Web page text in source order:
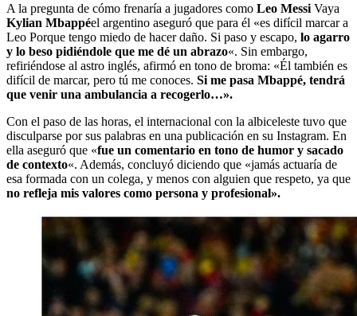
A la pregunta de cómo frenaría a jugadores como Leo Messi Vaya
Kylian Mbappéel argentino aseguró que para él «es difícil marcar a
Leo Porque tengo miedo de hacer daño. Si paso y escapo, lo agarro
y lo beso pidiéndole que me dé un abrazo«. Sin embargo,
refiriéndose al astro inglés, afirmó en tono de broma: «Él también es
difícil de marcar, pero tú me conoces. Si me pasa Mbappé, tendrá
que venir una ambulancia a recogerlo…».
Con el paso de las horas, el internacional con la albiceleste tuvo que
disculparse por sus palabras en una publicación en su Instagram. En
ella aseguró que «fue un comentario en tono de humor y sacado
de contexto«. Además, concluyó diciendo que «jamás actuaría de
esa formada con un colega, y menos con alguien que respeto, ya que
no refleja mis valores como persona y profesional».